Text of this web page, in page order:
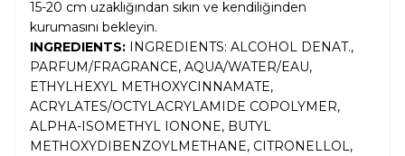
15-20 cm uzaklığından sıkın ve kendiliğinden
kurumasını bekleyin.
INGREDIENTS: INGREDIENTS: ALCOHOL DENAT.,
PARFUM/FRAGRANCE, AQUA/WATER/EAU,
ETHYLHEXYL METHOXYCINNAMATE,
ACRYLATES/OCTYLACRYLAMIDE COPOLYMER,
ALPHA-ISOMETHYL IONONE, BUTYL
METHOXYDIBENZOYLMETHANE, CITRONELLOL,